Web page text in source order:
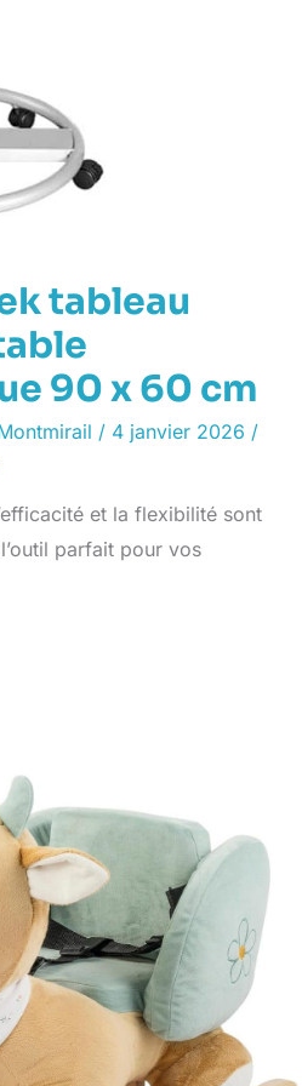
tableau
90 x 60 cm
/ 4 janvier 2026 /
et la flexibilité sont
parfait pour vos